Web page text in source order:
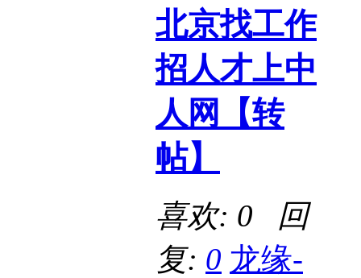
北京找工作
招人才上中
人网【转
帖】
喜欢: 0 回
复: 0 龙缘-